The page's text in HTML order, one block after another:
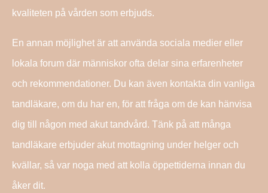
kvaliteten på vården som erbjuds.
En annan möjlighet är att använda sociala medier eller
lokala forum där människor ofta delar sina erfarenheter
och rekommendationer. Du kan även kontakta din vanliga
tandläkare, om du har en, för att fråga om de kan hänvisa
dig till någon med akut tandvård. Tänk på att många
tandläkare erbjuder akut mottagning under helger och
kvällar, så var noga med att kolla öppettiderna innan du
åker dit.